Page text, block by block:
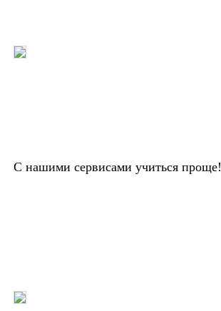
С нашими сервисами учиться проще!